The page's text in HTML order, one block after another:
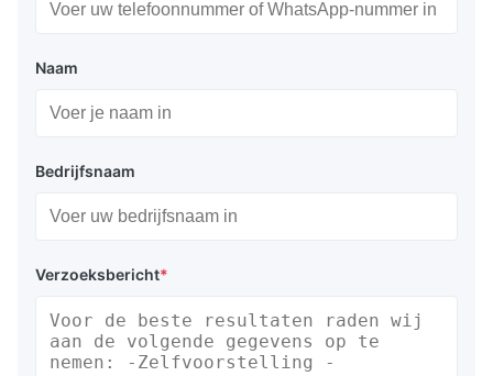
Naam
Bedrijfsnaam
Verzoeksbericht*